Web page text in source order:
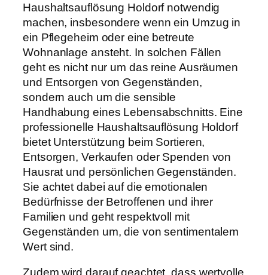
Haushaltsauflösung Holdorf notwendig
machen, insbesondere wenn ein Umzug in
ein Pflegeheim oder eine betreute
Wohnanlage ansteht. In solchen Fällen
geht es nicht nur um das reine Ausräumen
und Entsorgen von Gegenständen,
sondern auch um die sensible
Handhabung eines Lebensabschnitts. Eine
professionelle Haushaltsauflösung Holdorf
bietet Unterstützung beim Sortieren,
Entsorgen, Verkaufen oder Spenden von
Hausrat und persönlichen Gegenständen.
Sie achtet dabei auf die emotionalen
Bedürfnisse der Betroffenen und ihrer
Familien und geht respektvoll mit
Gegenständen um, die von sentimentalem
Wert sind.